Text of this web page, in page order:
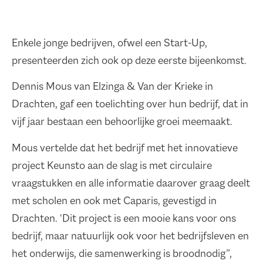
Enkele jonge bedrijven, ofwel een Start-Up,
presenteerden zich ook op deze eerste bijeenkomst.
Dennis Mous van Elzinga & Van der Krieke in
Drachten, gaf een toelichting over hun bedrijf, dat in
vijf jaar bestaan een behoorlijke groei meemaakt.
Mous vertelde dat het bedrijf met het innovatieve
project Keunsto aan de slag is met circulaire
vraagstukken en alle informatie daarover graag deelt
met scholen en ook met Caparis, gevestigd in
Drachten. ‘Dit project is een mooie kans voor ons
bedrijf, maar natuurlijk ook voor het bedrijfsleven en
het onderwijs, die samenwerking is broodnodig”,